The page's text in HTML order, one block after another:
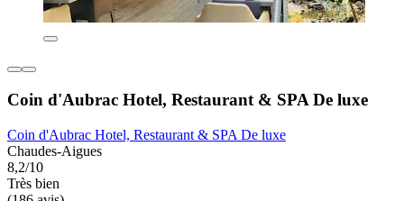
Coin d'Aubrac Hotel, Restaurant & SPA De luxe
Coin d'Aubrac Hotel, Restaurant & SPA De luxe
Chaudes-Aigues
8,2/10
Très bien